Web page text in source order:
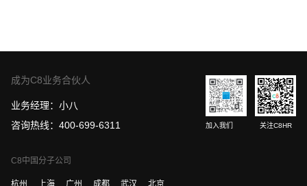
成为C8业务合伙人
业务经理：小八
咨询热线：400-699-6311
加入我们 关注C8HR
C8中国分子公司
杭州 上海 广州 成都 武汉 北京